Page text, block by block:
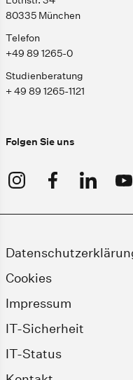
80335 München
Telefon
+49 89 1265-0
Studienberatung
+ 49 89 1265-1121
Folgen Sie uns
Cookies
Impressum
IT-Sicherheit
IT-Status